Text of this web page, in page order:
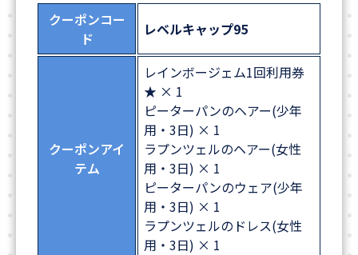
クーポンコー
ド
レベルキャップ95
クーポンアイ
テム
レインボージェム1回利用券
★ × 1
ピーターパンのヘアー(少年
用・3日) × 1
ラプンツェルのヘアー(女性
用・3日) × 1
ピーターパンのウェア(少年
用・3日) × 1
ラプンツェルのドレス(女性
用・3日) × 1